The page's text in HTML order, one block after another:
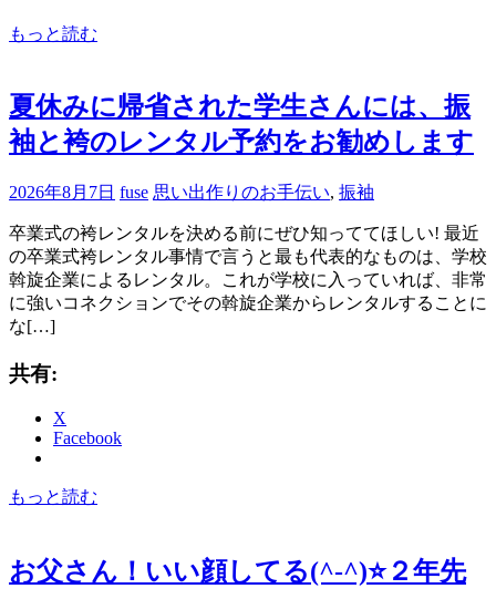
もっと読む
夏休みに帰省された学生さんには、振
袖と袴のレンタル予約をお勧めします
2026年8月7日 fuse 思い出作りのお手伝い, 振袖
卒業式の袴レンタルを決める前にぜひ知っててほしい! 最近
の卒業式袴レンタル事情で言うと最も代表的なものは、学校
斡旋企業によるレンタル。これが学校に入っていれば、非常
に強いコネクションでその斡旋企業からレンタルすることに
な[…]
共有:
X
Facebook
もっと読む
お父さん！いい顔してる(^-^)⭐️２年先